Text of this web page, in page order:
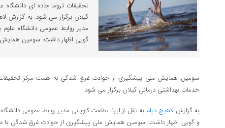
تحقیقات تروما جاده ای
گیلان برگزار می شود. به گزارش
مدیر روابط عمومی دانشگاه
گویی اظهار داشت: سومین
سومین همایش ملی پیشگیری از حوادث غرق شدگی به همت مرکز تحقیقات
خدمات بهداشتی درمانی گیلان برگزار می شود.
به گزارش لاهیج دیلم به نقل از ایرنا ،طلعت کاویانی مدیر روابط عمومی
و گویی اظهار داشت: سومین همایش ملی پیشگیری از حوادث غرق شدگی با